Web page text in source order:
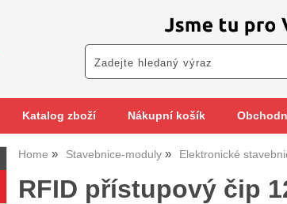
Katalog zboží Nákupní košík
Home Stavebnice-moduly Elektronické
RFID přístupový čip